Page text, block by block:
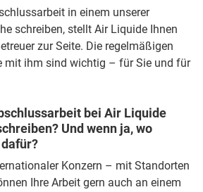
in einem unserer
schreiben, stellt Air Liquide Ihnen
zur Seite. Die regelmäßigen
mit ihm sind wichtig – für Sie und für
bei Air Liquide
Und wenn ja, wo
Konzern – mit Standorten
Ihre Arbeit gern auch an einem